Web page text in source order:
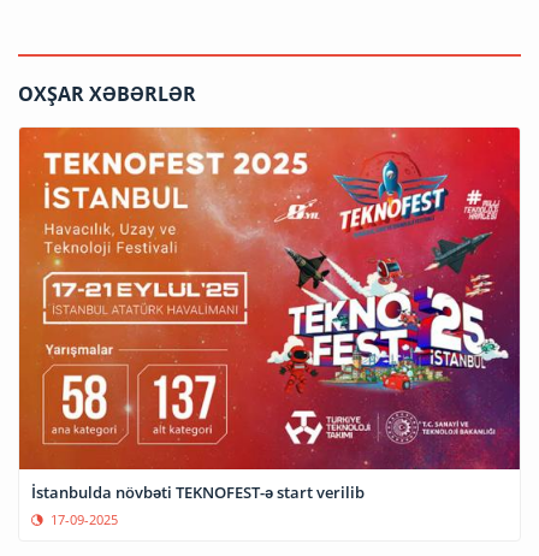
OXŞAR XƏBƏRLƏR
İstanbulda növbəti TEKNOFEST-ə start verilib
17-09-2025